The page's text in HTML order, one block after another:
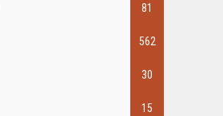
81
562
30
15